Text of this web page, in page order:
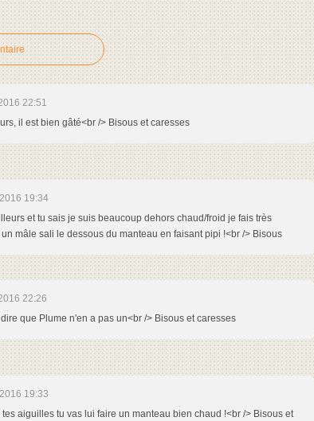
22:51
il est bien gâté<br /> Bisous et caresses
19:34
et tu sais je suis beaucoup dehors chaud/froid je fais très
mâle sali le dessous du manteau en faisant pipi !<br /> Bisous
22:26
dire que Plume n'en a pas un<br /> Bisous et caresses
19:33
tes aiguilles tu vas lui faire un manteau bien chaud !<br /> Bisous et